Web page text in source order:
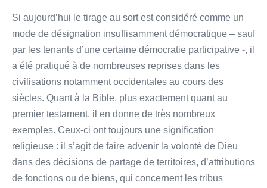
Si aujourd’hui le tirage au sort est considéré comme un
mode de désignation insuffisamment démocratique – sauf
par les tenants d’une certaine démocratie participative -, il
a été pratiqué à de nombreuses reprises dans les
civilisations notamment occidentales au cours des
siècles. Quant à la Bible, plus exactement quant au
premier testament, il en donne de très nombreux
exemples. Ceux-ci ont toujours une signification
religieuse : il s’agit de faire advenir la volonté de Dieu
dans des décisions de partage de territoires, d’attributions
de fonctions ou de biens, qui concernent les tribus